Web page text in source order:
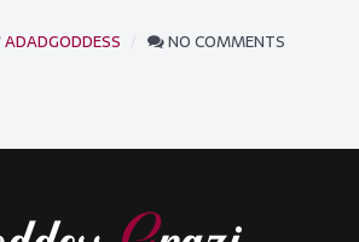
ADADGODDESS NO COMMENTS